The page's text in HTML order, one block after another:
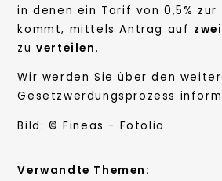
in denen ein Tarif von 0,5% zur
kommt, mittels Antrag auf
zuverteilen.
Wir werden Sie über den
Gesetzwerdungsprozess
Bild: © Fineas - Fotolia
Verwandte Themen: